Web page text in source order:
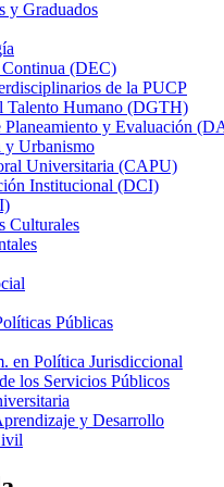
y Graduados
(DEC)
de la PUCP
Talento Humano (DGTH)
y Evaluación
y Urbanismo
Universitaria (CAPU)
Institucional (DCI)
Culturales
Públicas
en Política Jurisdiccional
los Servicios Públicos
y Desarrollo